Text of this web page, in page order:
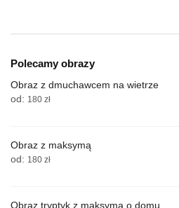
Polecamy obrazy
Obraz z dmuchawcem na wietrze
od: 180 zł
Obraz z maksymą
od: 180 zł
Obraz tryptyk z maksymą o domu